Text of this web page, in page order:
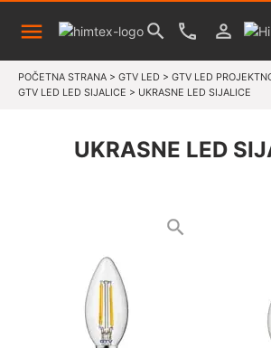
POČETNA STRANA > GTV LED > GTV LED
GTV LED LED SIJALICE > UKRASNE LED SIJALICE
UKRASNE LED